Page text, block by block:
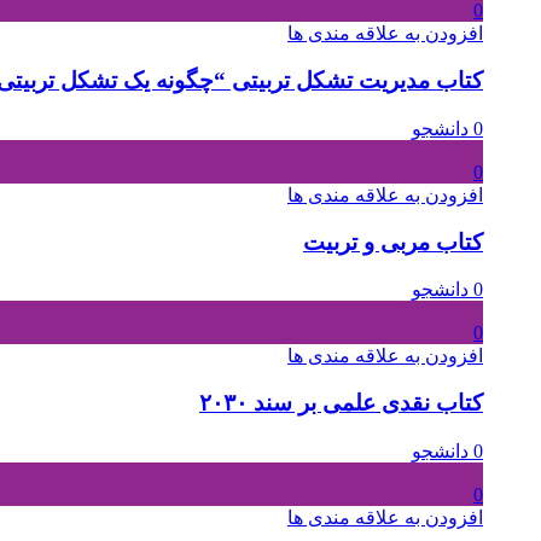
0
افزودن به علاقه مندی ها
کتاب مدیریت تشکل تربیتی “چگونه یک تشکل تربیتی
0 دانشجو
0
افزودن به علاقه مندی ها
کتاب مربی و تربیت
0 دانشجو
0
افزودن به علاقه مندی ها
کتاب نقدی علمی بر سند ۲۰۳۰
0 دانشجو
0
افزودن به علاقه مندی ها